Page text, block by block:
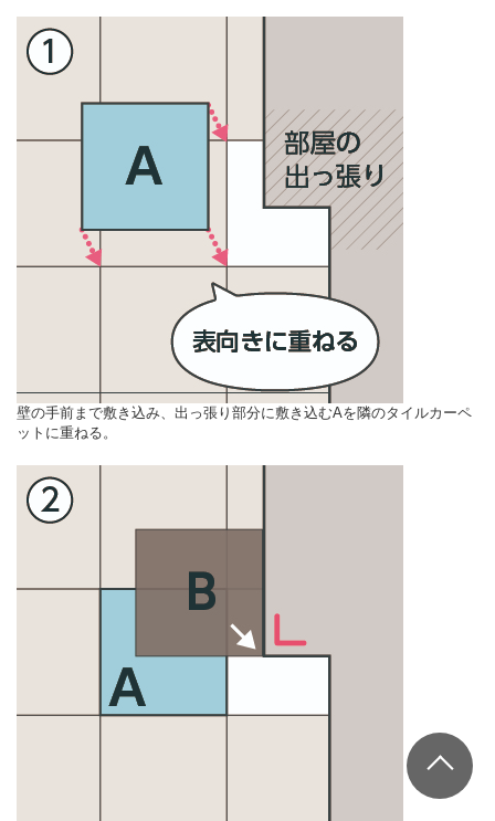
壁の手前まで敷き込み、出っ張り部分に敷き込むAを隣のタイルカーペ
ットに重ねる。